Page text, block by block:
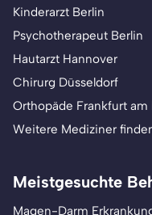
Kinderarzt Berlin
Psychotherapeut Berlin
Hautarzt Hannover
Chirurg Düsseldorf
Orthopäde Frankfurt am
Weitere Mediziner
Meistgesuchte
Magen-Darm